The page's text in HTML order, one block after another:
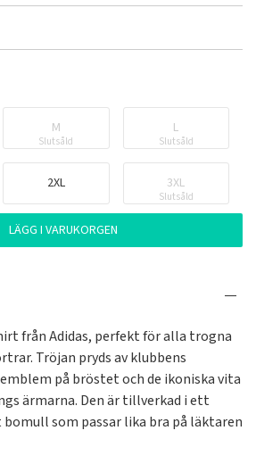
M
Slutsåld
L
Slutsåld
2XL 3XL
Slutsåld
LÄGG I VARUKORGEN
från Adidas, perfekt för alla trogna
Tröjan pryds av klubbens
på bröstet och de ikoniska vita
ärmarna. Den är tillverkad i ett
som passar lika bra på läktaren